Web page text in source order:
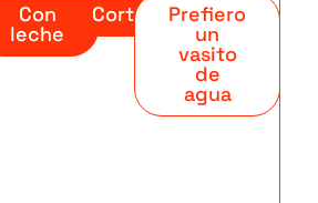
Con
leche
CortadoPrefiero
un
vasito
de
agua